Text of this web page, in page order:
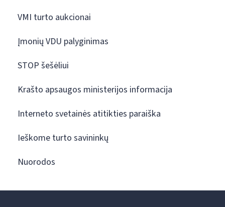
VMI turto aukcionai
Įmonių VDU palyginimas
STOP šešėliui
Krašto apsaugos ministerijos informacija
Interneto svetainės atitikties paraiška
Ieškome turto savininkų
Nuorodos